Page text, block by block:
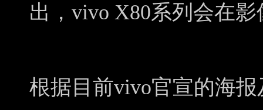
出，vivo X80系列会在
根据目前vivo官宣的海